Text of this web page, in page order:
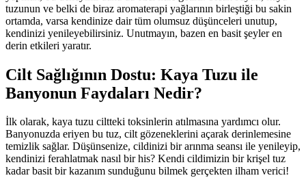
tuzunun ve belki de biraz aromaterapi yağlarının birleştiği bu sakin
ortamda, varsa kendinize dair tüm olumsuz düşünceleri unutup,
kendinizi yenileyebilirsiniz. Unutmayın, bazen en basit şeyler en
derin etkileri yaratır.
Cilt Sağlığının Dostu: Kaya Tuzu ile
Banyonun Faydaları Nedir?
İlk olarak, kaya tuzu ciltteki toksinlerin atılmasına yardımcı olur.
Banyonuzda eriyen bu tuz, cilt gözeneklerini açarak derinlemesine
temizlik sağlar. Düşünsenize, cildinizi bir arınma seansı ile yenileyip,
kendinizi ferahlatmak nasıl bir his? Kendi cildimizin bir krişel tuz
kadar basit bir kazanım sunduğunu bilmek gerçekten ilham verici!